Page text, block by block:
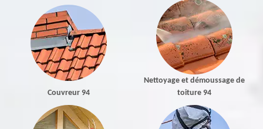
Couvreur 94
Nettoyage et démoussage de
toiture 94